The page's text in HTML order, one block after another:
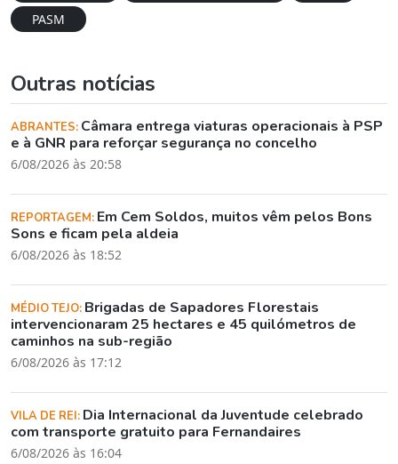
PASM
Outras notícias
ABRANTES: Câmara entrega viaturas operacionais à PSP
e à GNR para reforçar segurança no concelho
6/08/2026 às 20:58
REPORTAGEM: Em Cem Soldos, muitos vêm pelos Bons
Sons e ficam pela aldeia
6/08/2026 às 18:52
MÉDIO TEJO: Brigadas de Sapadores Florestais
intervencionaram 25 hectares e 45 quilómetros de
caminhos na sub-região
6/08/2026 às 17:12
VILA DE REI: Dia Internacional da Juventude celebrado
com transporte gratuito para Fernandaires
6/08/2026 às 16:04